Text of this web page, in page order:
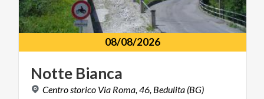
08/08/2026
Notte Bianca
Centro storico Via Roma, 46, Bedulita (BG)